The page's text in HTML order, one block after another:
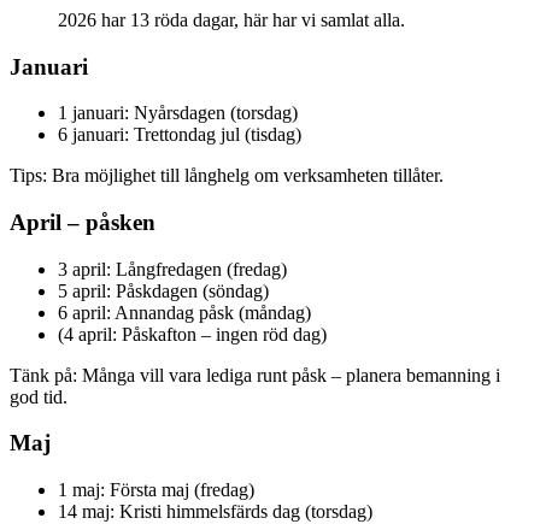
2026 har 13 röda dagar, här har vi samlat alla.
Januari
1 januari: Nyårsdagen (torsdag)
6 januari: Trettondag jul (tisdag)
Tips: Bra möjlighet till långhelg om verksamheten tillåter.
April – påsken
3 april: Långfredagen (fredag)
5 april: Påskdagen (söndag)
6 april: Annandag påsk (måndag)
(4 april: Påskafton – ingen röd dag)
Tänk på: Många vill vara lediga runt påsk – planera bemanning i
god tid.
Maj
1 maj: Första maj (fredag)
14 maj: Kristi himmelsfärds dag (torsdag)